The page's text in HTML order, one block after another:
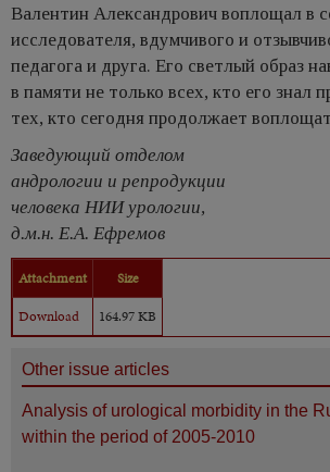
Валентин Александрович воплощал в
исследователя, вдумчивого и
педагога и друга. Его светлый образ
в памяти не только всех, кто его знал
тех, кто сегодня продолжает
Заведующий отделом
андрологии и репродукции
человека НИИ урологии,
д.м.н. Е.А. Ефремов
Attachment
Size
Download
164.97 KB
Other issue articles
Analysis of urological morbidity in the
within the period of 2005-2010